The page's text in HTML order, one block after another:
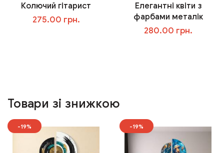
Колючий гітарист
275.00 грн.
Елегантні квіти з
фарбами металік
280.00 грн.
Товари зі знижкою
-19% -19%